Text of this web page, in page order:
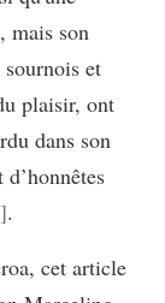
mais son
et
plaisir, ont
dans son
.
cet article